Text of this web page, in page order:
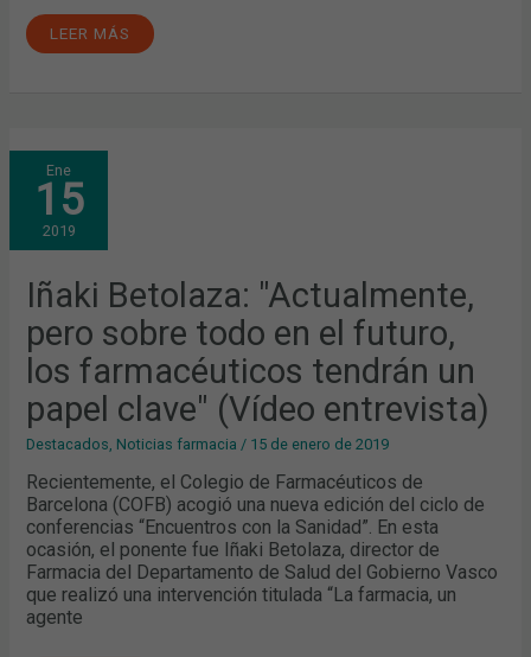
LEER MÁS
Ene
15
2019
Iñaki Betolaza: "Actualmente,
pero sobre todo en el futuro,
los farmacéuticos tendrán un
papel clave" (Vídeo entrevista)
Destacados, Noticias farmacia / 15 de enero de 2019
Recientemente, el Colegio de Farmacéuticos de
Barcelona (COFB) acogió una nueva edición del ciclo de
conferencias “Encuentros con la Sanidad”. En esta
ocasión, el ponente fue Iñaki Betolaza, director de
Farmacia del Departamento de Salud del Gobierno Vasco
que realizó una intervención titulada “La farmacia, un
agente
IÑAKI
BETOLAZA:
"ACTUALMENTE,
PERO
SOBRE
TODO
EN
FUTURO,
LOS
FARMACÉUTICOS
TENDRÁN
UN
PAPEL
CLAVE"
(VÍDEO
ENTREVISTA)